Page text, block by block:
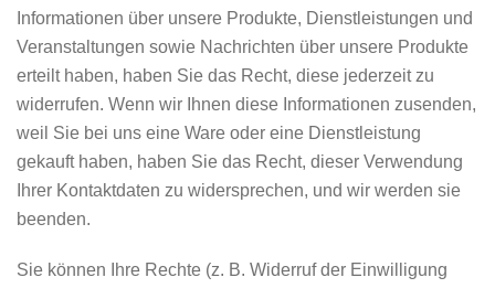
Informationen über unsere Produkte, Dienstleistungen und
Veranstaltungen sowie Nachrichten über unsere Produkte
erteilt haben, haben Sie das Recht, diese jederzeit zu
widerrufen. Wenn wir Ihnen diese Informationen zusenden,
weil Sie bei uns eine Ware oder eine Dienstleistung
gekauft haben, haben Sie das Recht, dieser Verwendung
Ihrer Kontaktdaten zu widersprechen, und wir werden sie
beenden.
Sie können Ihre Rechte (z. B. Widerruf der Einwilligung